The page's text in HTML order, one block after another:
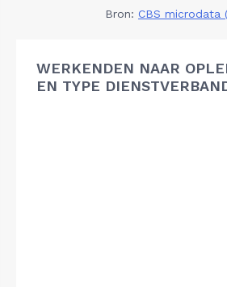
Bron: CBS microdata
WERKENDEN NAAR
EN TYPE